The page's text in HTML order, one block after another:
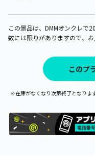
この景品は、DMMオンクレで
数には限りがありますので、お
このプ
※在庫がなくなり次第終了となりま